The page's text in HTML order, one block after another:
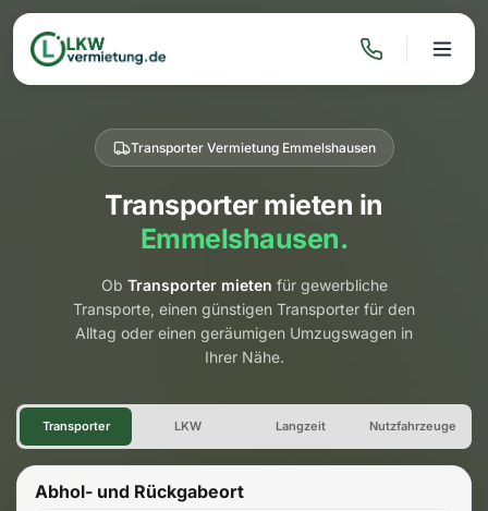
Transporter Vermietung Emmelshausen
Transporter mieten in
Emmelshausen.
Ob Transporter mieten für gewerbliche
Transporte, einen günstigen Transporter für den
Alltag oder einen geräumigen Umzugswagen in
Ihrer Nähe.
Transporter Vermietung
Transporter LKW Langzeit Nutzfahrzeuge
Abhol- und Rückgabeort